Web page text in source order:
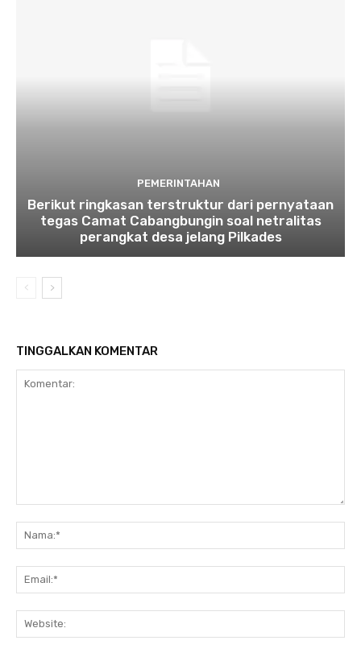
PEMERINTAHAN
Berikut ringkasan terstruktur dari pernyataan
tegas Camat Cabangbungin soal netralitas
perangkat desa jelang Pilkades
TINGGALKAN KOMENTAR